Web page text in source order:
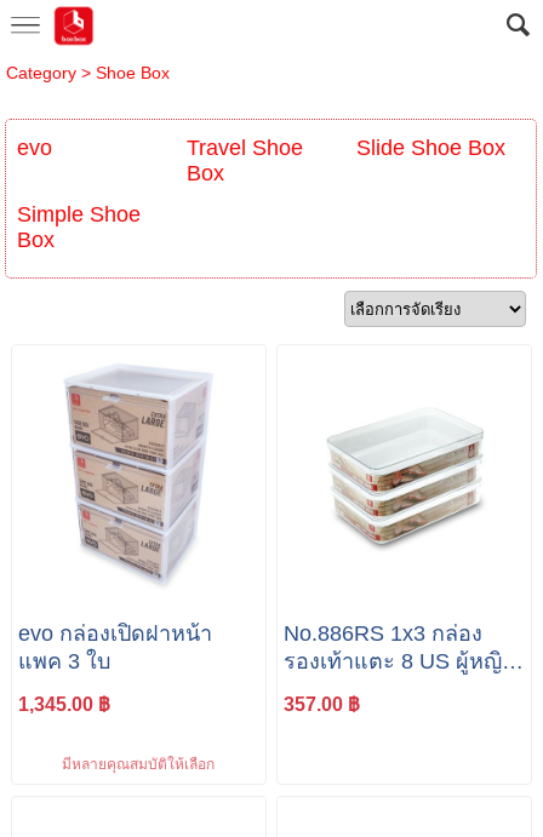
Category> Shoe Box
evo
Travel Shoe
Box
Slide Shoe Box
Simple Shoe
Box
evo กล่องเปิดฝาหน้า
แพค 3 ใบ
1,345.00 ฿
มีหลายคุณสมบัติให้เลือก
No.886RS 1x3 กล่อง
รองเท้าแตะ 8 US ผู้หญิง
แพค 3 ใบ
357.00 ฿